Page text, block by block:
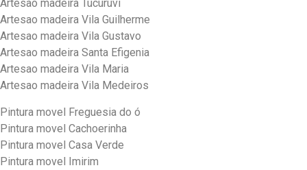
Artesao madeira Tucuruvi
Artesao madeira Vila Guilherme
Artesao madeira Vila Gustavo
Artesao madeira Santa Efigenia
Artesao madeira Vila Maria
Artesao madeira Vila Medeiros
Pintura movel Freguesia do ó
Pintura movel Cachoerinha
Pintura movel Casa Verde
Pintura movel Imirim